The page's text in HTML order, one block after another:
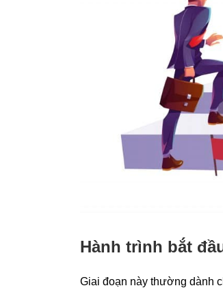
Hành trình bắt
Giai đoạn này thường dành